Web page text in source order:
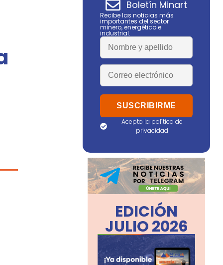
Boletín Minart
Recibe las noticias más
importantes del sector
minero, energético e
industrial.
Acepto la política de
privacidad
EDICIÓN
JULIO 2026